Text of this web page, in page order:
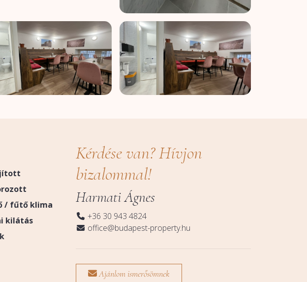
/ fűtő klima
kilátás
Kérdése van? Hívjon
bizalommal!
Harmati Ágnes
+36 30 943 4824
office@budapest-property.hu
Ajánlom ismerősömnek